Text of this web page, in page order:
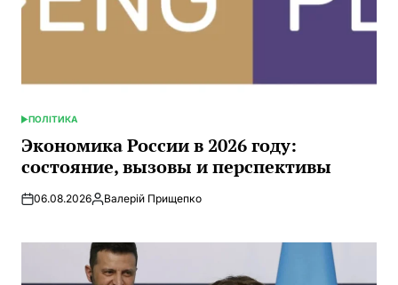
ОПУБЛИКОВАНО
В
ПОЛІТИКА
Экономика России в 2026 году:
состояние, вызовы и перспективы
06.08.2026Запись
Валерій Прищепко